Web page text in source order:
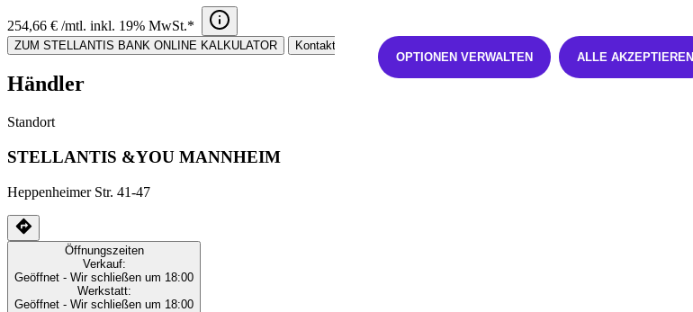
254,66 € /mtl. inkl. 19% MwSt.*
ZUM STELLANTIS BANK ONLINE KALKULATOR Kontaktieren Sie uns
Händler
Standort
STELLANTIS &YOU MANNHEIM
Heppenheimer Str. 41-47
Öffnungszeiten
Verkauf:
Geöffnet - Wir schließen um 18:00
Werkstatt:
Geöffnet - Wir schließen um 18:00
OPTIONEN VERWALTEN ALLE AKZEPTIEREN